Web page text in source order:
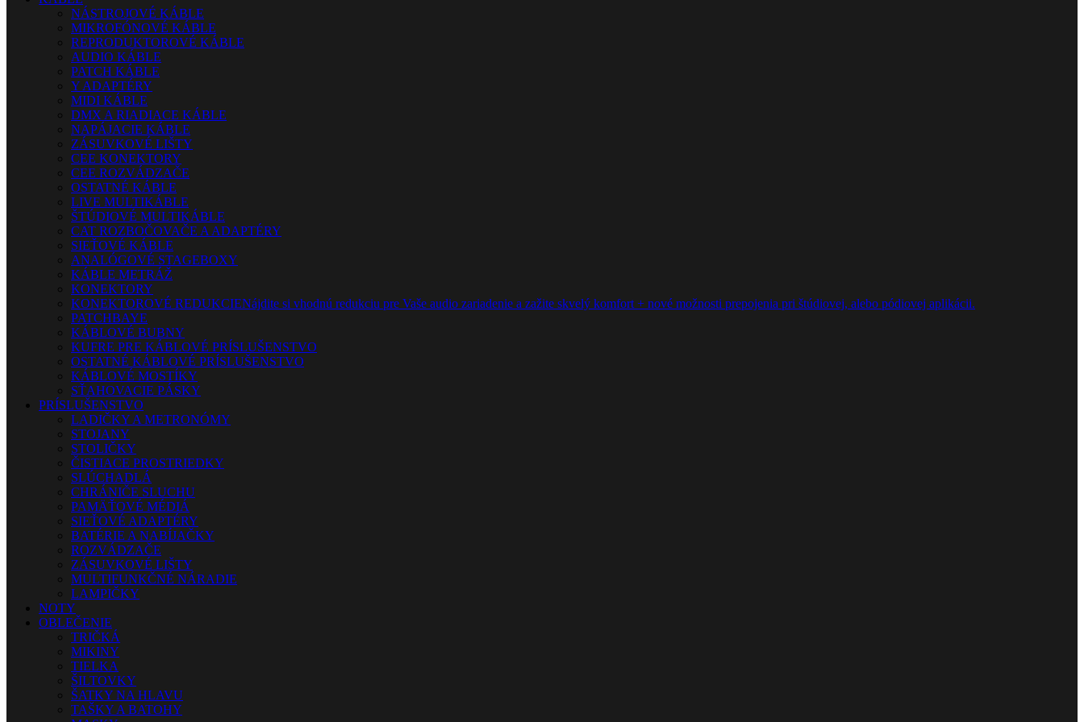
NÁSTROJOVÉ KÁBLE
MIKROFÓNOVÉ KÁBLE
REPRODUKTOROVÉ KÁBLE
AUDIO KÁBLE
PATCH KÁBLE
Y ADAPTÉRY
MIDI KÁBLE
DMX A RIADIACE KÁBLE
NAPÁJACIE KÁBLE
ZÁSUVKOVÉ LIŠTY
CEE KONEKTORY
CEE ROZVÁDZAČE
OSTATNÉ KÁBLE
LIVE MULTIKÁBLE
ŠTÚDIOVÉ MULTIKÁBLE
CAT ROZBOČOVAČE A ADAPTÉRY
SIEŤOVÉ KÁBLE
ANALÓGOVÉ STAGEBOXY
KÁBLE METRÁŽ
KONEKTORY
KONEKTOROVÉ REDUKCIENájdite si vhodnú redukciu pre Vaše audio zariadenie a zažite skvelý komfort + nové možnosti prepojenia pri štúdiovej, alebo pódiovej aplikácii.
PATCHBAYE
KÁBLOVÉ BUBNY
KUFRE PRE KÁBLOVÉ PRÍSLUŠENSTVO
OSTATNÉ KÁBLOVÉ PRÍSLUŠENSTVO
KÁBLOVÉ MOSTÍKY
SŤAHOVACIE PÁSKY
PRÍSLUŠENSTVO
LADIČKY A METRONÓMY
STOJANY
STOLIČKY
ČISTIACE PROSTRIEDKY
SLÚCHADLÁ
CHRÁNIČE SLUCHU
PAMÄŤOVÉ MÉDIÁ
SIEŤOVÉ ADAPTÉRY
BATÉRIE A NABÍJAČKY
ROZVÁDZAČE
ZÁSUVKOVÉ LIŠTY
MULTIFUNKČNÉ NÁRADIE
LAMPIČKY
NOTY
OBLEČENIE
TRIČKÁ
MIKINY
TIELKA
ŠILTOVKY
ŠATKY NA HLAVU
TAŠKY A BATOHY